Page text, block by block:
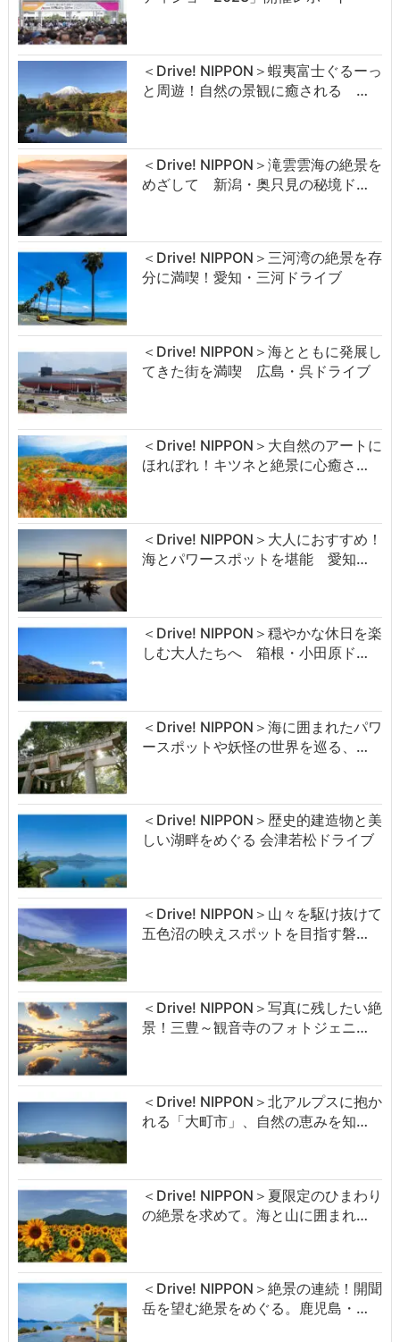
＜Drive! NIPPON＞蝦夷富士ぐるーっ
と周遊！自然の景観に癒される …
＜Drive! NIPPON＞滝雲雲海の絶景を
めざして 新潟・奥只見の秘境ド…
＜Drive! NIPPON＞三河湾の絶景を存
分に満喫！愛知・三河ドライブ
＜Drive! NIPPON＞海とともに発展し
てきた街を満喫 広島・呉ドライブ
＜Drive! NIPPON＞大自然のアートに
ほれぼれ！キツネと絶景に心癒さ…
＜Drive! NIPPON＞大人におすすめ！
海とパワースポットを堪能 愛知…
＜Drive! NIPPON＞穏やかな休日を楽
しむ大人たちへ 箱根・小田原ド…
＜Drive! NIPPON＞海に囲まれたパワ
ースポットや妖怪の世界を巡る、…
＜Drive! NIPPON＞歴史的建造物と美
しい湖畔をめぐる 会津若松ドライブ
＜Drive! NIPPON＞山々を駆け抜けて
五色沼の映えスポットを目指す磐…
＜Drive! NIPPON＞写真に残したい絶
景！三豊～観音寺のフォトジェニ…
＜Drive! NIPPON＞北アルプスに抱か
れる「大町市」、自然の恵みを知…
＜Drive! NIPPON＞夏限定のひまわり
の絶景を求めて。海と山に囲まれ…
＜Drive! NIPPON＞絶景の連続！開聞
岳を望む絶景をめぐる。鹿児島・…